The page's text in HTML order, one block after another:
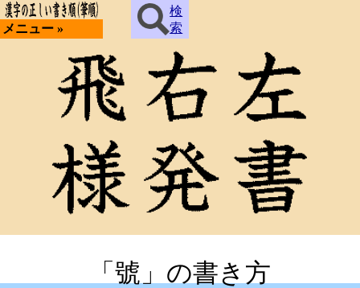
メニュー »
検
索
「號」の書き方